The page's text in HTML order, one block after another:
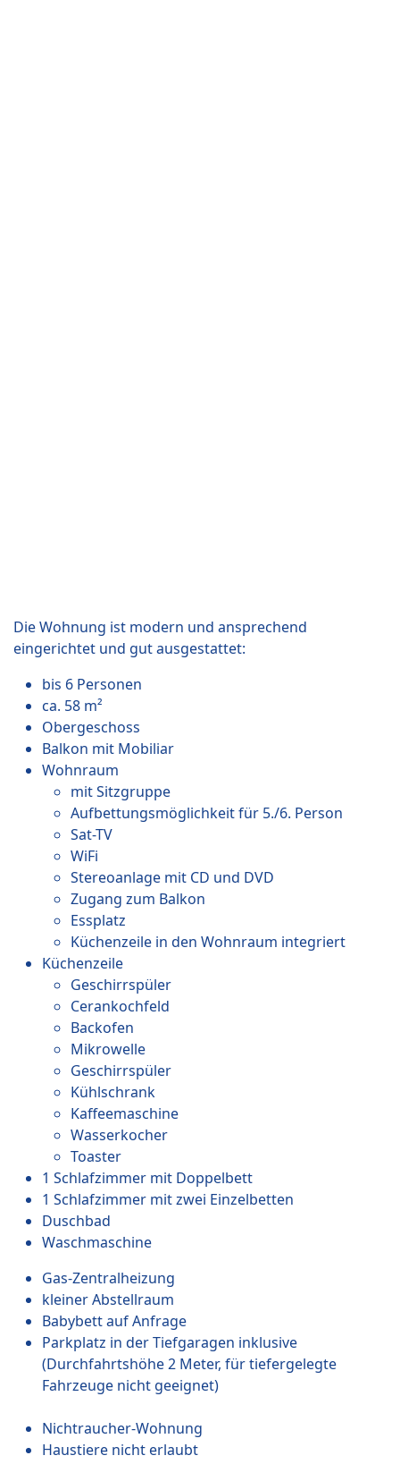
Die Wohnung ist modern und ansprechend
eingerichtet und gut ausgestattet:
bis 6 Personen
ca. 58 m²
Obergeschoss
Balkon mit Mobiliar
Wohnraum
mit Sitzgruppe
Aufbettungsmöglichkeit für 5./6. Person
Sat-TV
WiFi
Stereoanlage mit CD und DVD
Zugang zum Balkon
Essplatz
Küchenzeile in den Wohnraum integriert
Küchenzeile
Geschirrspüler
Cerankochfeld
Backofen
Mikrowelle
Geschirrspüler
Kühlschrank
Kaffeemaschine
Wasserkocher
Toaster
1 Schlafzimmer mit Doppelbett
1 Schlafzimmer mit zwei Einzelbetten
Duschbad
Waschmaschine
Gas-Zentralheizung
kleiner Abstellraum
Babybett auf Anfrage
Parkplatz in der Tiefgaragen inklusive
(Durchfahrtshöhe 2 Meter, für tiefergelegte
Fahrzeuge nicht geeignet)
Nichtraucher-Wohnung
Haustiere nicht erlaubt